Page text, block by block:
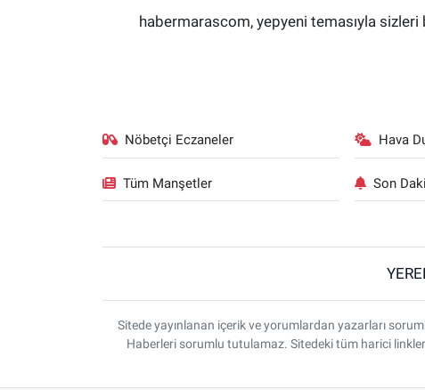
habermarascom, yepyeni temasıyla
Nöbetçi Eczaneler Hava
Tüm Manşetler Son
Sitede yayınlanan içerik ve yorumlardan yazarları
Haberleri sorumlu tutulamaz. Sitedeki tüm harici linkler